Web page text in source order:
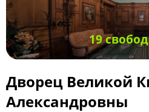
19
Дворец Великой
Александровны